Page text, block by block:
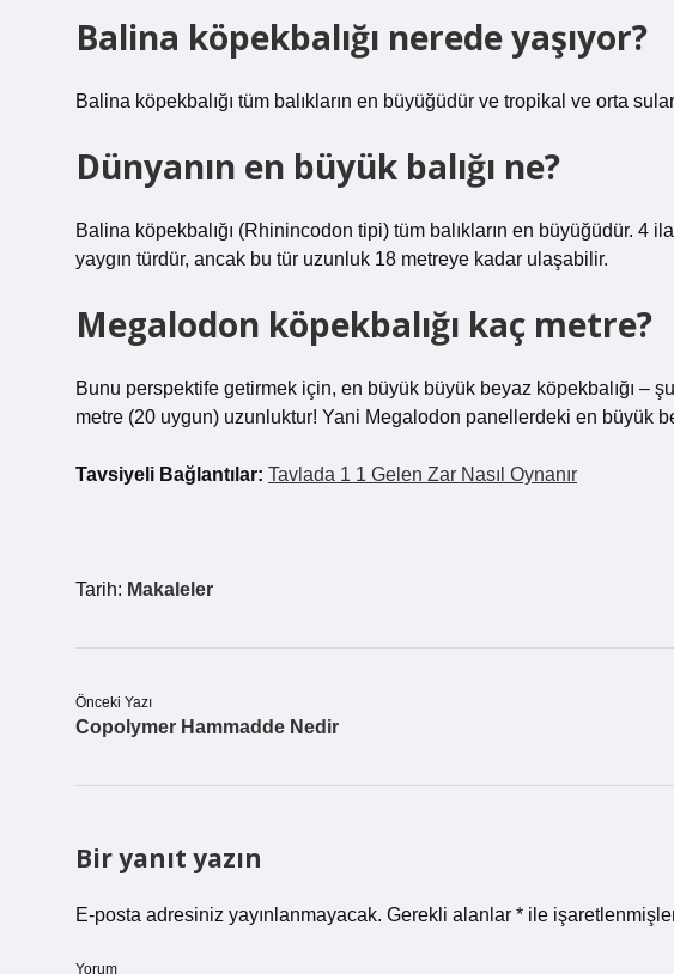
Balina köpekbalığı nerede yaşıyor?
Balina köpekbalığı tüm balıkların en büyüğüdür ve tropikal ve orta
Dünyanın en büyük balığı ne?
Balina köpekbalığı (Rhinincodon tipi) tüm balıkların en büyüğüdür. 4
yaygın türdür, ancak bu tür uzunluk 18 metreye kadar ulaşabilir.
Megalodon köpekbalığı kaç metre?
Bunu perspektife getirmek için, en büyük büyük beyaz köpekbalığı – şu
metre (20 uygun) uzunluktur! Yani Megalodon panellerdeki en büyük
Tavsiyeli Bağlantılar: Tavlada 1 1 Gelen Zar Nasıl Oynanır
Tarih: Makaleler
Önceki Yazı
Copolymer Hammadde Nedir
Bir yanıt yazın
E-posta adresiniz yayınlanmayacak. Gerekli alanlar * ile
Yorum